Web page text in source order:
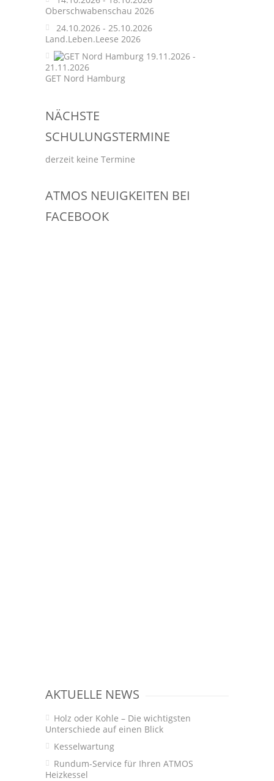
Oberschwabenschau 2026
24.10.2026 - 25.10.2026
Land.Leben.Leese 2026
19.11.2026 -
21.11.2026
GET Nord Hamburg
NÄCHSTE
SCHULUNGSTERMINE
derzeit keine Termine
ATMOS NEUIGKEITEN BEI
FACEBOOK
AKTUELLE NEWS
Holz oder Kohle – Die wichtigsten
Unterschiede auf einen Blick
Kesselwartung
Rundum-Service für Ihren ATMOS
Heizkessel